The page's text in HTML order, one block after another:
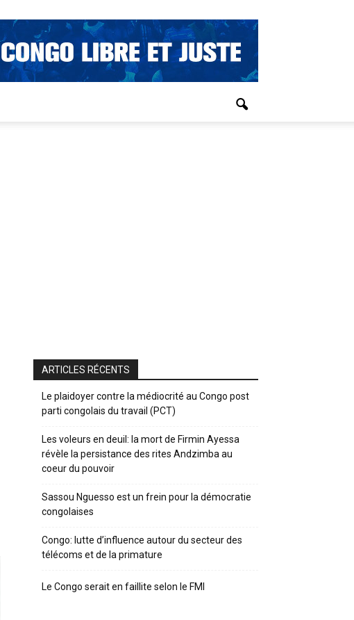
ARTICLES RÉCENTS
Le plaidoyer contre la médiocrité au Congo post
parti congolais du travail (PCT)
Les voleurs en deuil: la mort de Firmin Ayessa
révèle la persistance des rites Andzimba au
coeur du pouvoir
Sassou Nguesso est un frein pour la démocratie
congolaises
Congo: lutte d’influence autour du secteur des
télécoms et de la primature
Le Congo serait en faillite selon le FMI